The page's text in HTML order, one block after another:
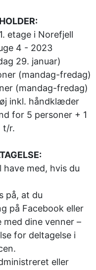
etage i Norefjell
4 - 2023
29. januar)
(mandag-fredag)
(mandag-fredag)
inkl. håndklæder
for 5 personer + 1
t/r.
med, hvis du
på, at du
på Facebook eller
dine venner –
for deltagelse i
eller